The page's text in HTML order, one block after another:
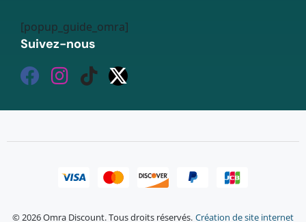
[popup_guide_omra]
Suivez-nous
© 2026 Omra Discount. Tous droits réservés. Création de site internet